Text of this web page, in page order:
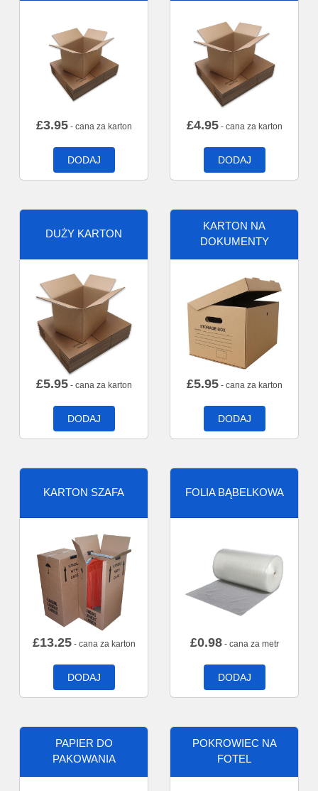
£3.95- cana za karton
DODAJ
£4.95- cana za karton
DODAJ
DUŻY KARTON
£5.95- cana za karton
DODAJ
KARTON NA
DOKUMENTY
£5.95- cana za karton
DODAJ
KARTON SZAFA
£13.25- cana za karton
DODAJ
FOLIA BĄBELKOWA
£0.98- cana za metr
DODAJ
PAPIER DO
PAKOWANIA
POKROWIEC NA
FOTEL